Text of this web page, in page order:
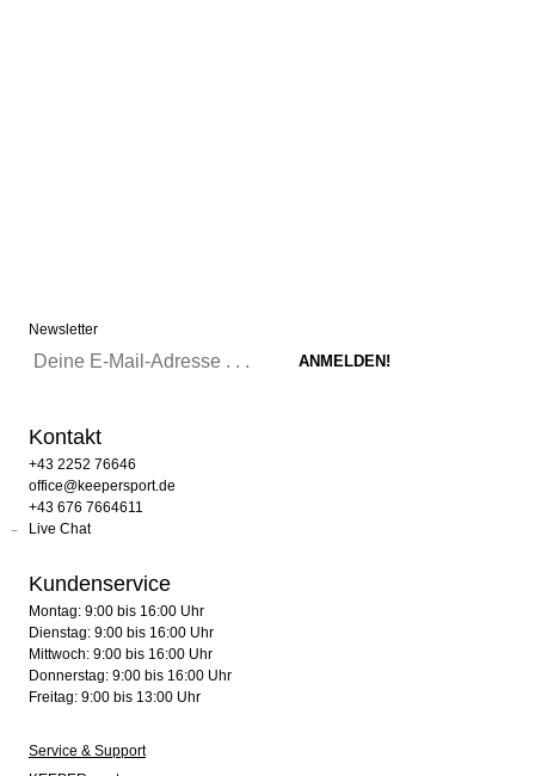
Newsletter
Kontakt
+43 2252 76646
office@keepersport.de
+43 676 7664611
Live Chat
Kundenservice
Montag: 9:00 bis 16:00 Uhr
Dienstag: 9:00 bis 16:00 Uhr
Mittwoch: 9:00 bis 16:00 Uhr
Donnerstag: 9:00 bis 16:00 Uhr
Freitag: 9:00 bis 13:00 Uhr
Service & Support